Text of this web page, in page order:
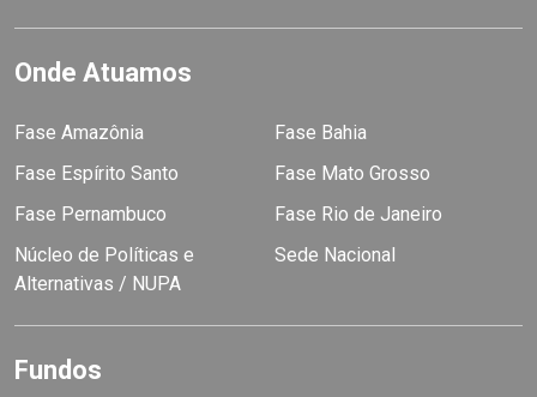
Onde Atuamos
Fase Amazônia
Fase Bahia
Fase Espírito Santo
Fase Mato Grosso
Fase Pernambuco
Fase Rio de Janeiro
Núcleo de Políticas e
Alternativas / NUPA
Sede Nacional
Fundos